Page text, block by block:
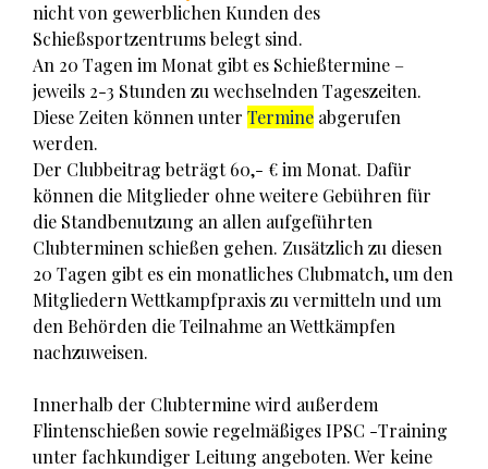
nicht von gewerblichen Kunden des
Schießsportzentrums belegt sind.
An 20 Tagen im Monat gibt es Schießtermine –
jeweils 2-3 Stunden zu wechselnden Tageszeiten.
Diese Zeiten können unter Termine abgerufen
werden.
Der Clubbeitrag beträgt 60,- € im Monat. Dafür
können die Mitglieder ohne weitere Gebühren für
die Standbenutzung an allen aufgeführten
Clubterminen schießen gehen. Zusätzlich zu diesen
20 Tagen gibt es ein monatliches Clubmatch, um den
Mitgliedern Wettkampfpraxis zu vermitteln und um
den Behörden die Teilnahme an Wettkämpfen
nachzuweisen.
Innerhalb der Clubtermine wird außerdem
Flintenschießen sowie regelmäßiges IPSC -Training
unter fachkundiger Leitung angeboten. Wer keine